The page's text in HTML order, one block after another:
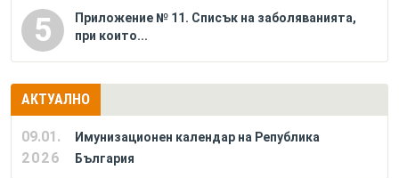
5
Приложение № 11. Списък на заболяванията,
при които...
АКТУАЛНО
09.01.
2026
Имунизационен календар на Република
България